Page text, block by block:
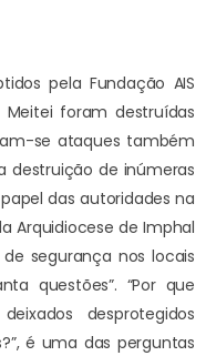
pela Fundação AIS
foram destruídas
se ataques também
destruição de inúmeras
das autoridades na
Arquidiocese de Imphal
segurança nos locais
questões”. “Por que
desprotegidos
é uma das perguntas